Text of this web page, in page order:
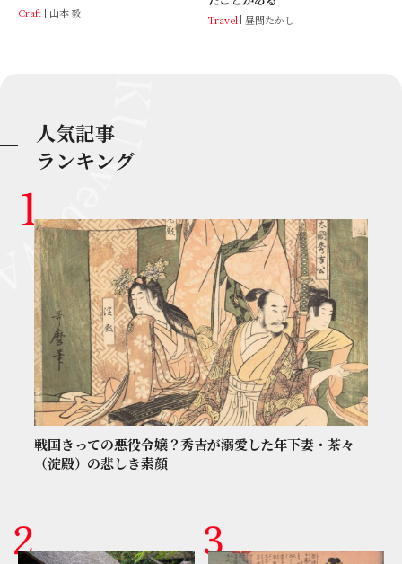
Craft 山本 毅 Travel 昼間たかし
人気記事
ランキング
戦国きっての悪役令嬢？秀吉が溺愛した年下妻・茶々
（淀殿）の悲しき素顔